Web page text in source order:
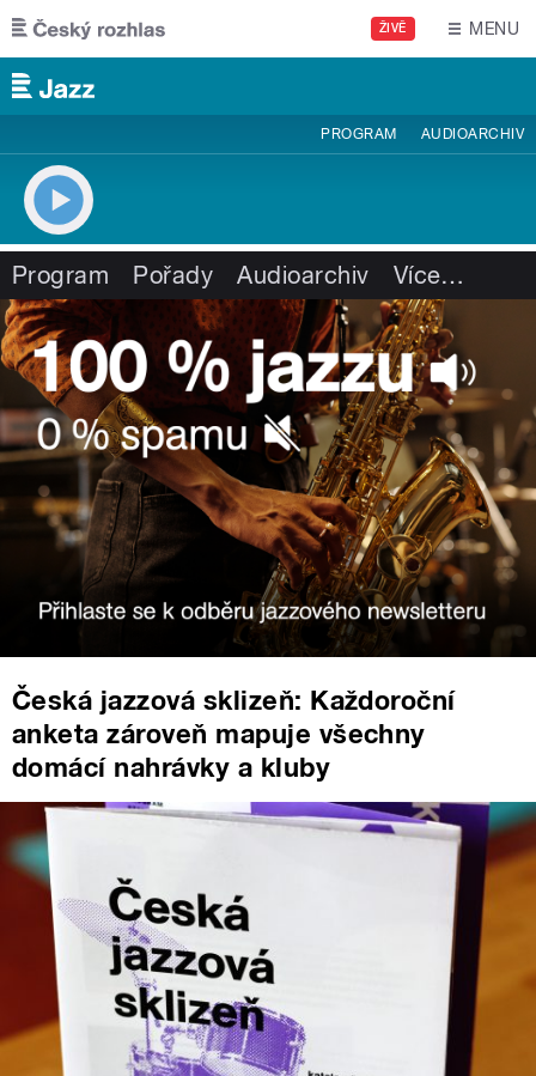
Přejít k hlavnímu obsahu
ŽIVĚ MENU
PROGRAM AUDIOARCHIV
Program Pořady Audioarchiv Více…
Česká jazzová sklizeň: Každoroční
anketa zároveň mapuje všechny
domácí nahrávky a kluby